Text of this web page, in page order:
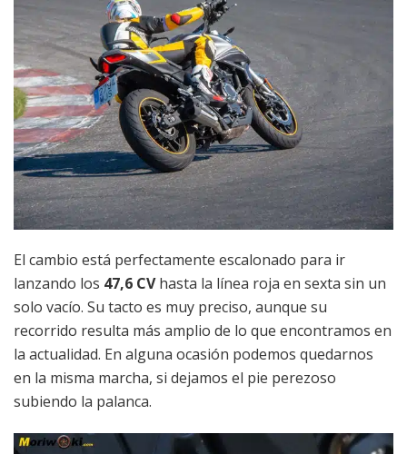
El cambio está perfectamente escalonado para ir
lanzando los 47,6 CVhasta la línea roja en sexta sin un
solo vacío. Su tacto es muy preciso, aunque su
recorrido resulta más amplio de lo que encontramos en
la actualidad. En alguna ocasión podemos quedarnos
en la misma marcha, si dejamos el pie perezoso
subiendo la palanca.